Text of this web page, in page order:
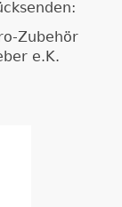
Zubehör
e.K.